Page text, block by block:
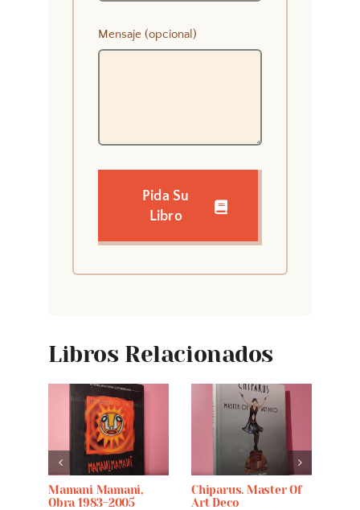
Mensaje (opcional)
Pida Su
Libro
Libros Relacionados
Mamani Mamani,
Obra 1983-2005
Chiparus. Master Of
Art Deco